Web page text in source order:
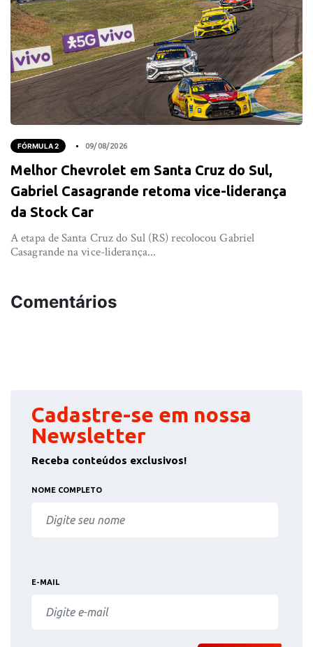
FÓRMULA 2 09/08/2026
Melhor Chevrolet em Santa Cruz do Sul,
Gabriel Casagrande retoma vice-liderança
da Stock Car
A etapa de Santa Cruz do Sul (RS) recolocou Gabriel
Casagrande na vice-liderança...
Comentários
Cadastre-se em nossa
Newsletter
Receba conteúdos exclusivos!
NOME COMPLETO
E-MAIL